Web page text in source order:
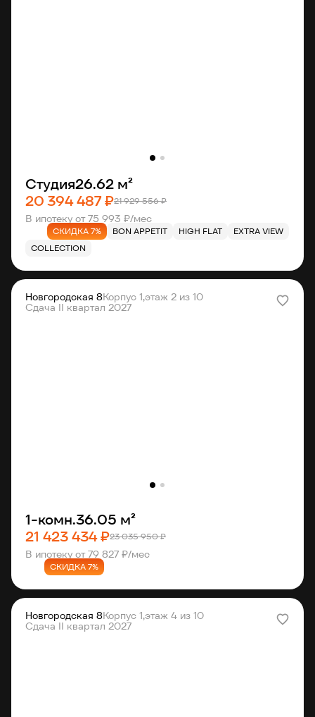
Студия26.62 м²
20 394 487 ₽21 929 556 ₽
В ипотеку от 75 993 ₽/мес
СКИДКА 7% BON APPETIT HIGH FLAT
EXTRA VIEW
COLLECTION
Новгородская 8Корпус 1,этаж 2 из 10
Сдача II квартал 2027
1-комн.36.05 м²
21 423 434 ₽23 035 950 ₽
В ипотеку от 79 827 ₽/мес
СКИДКА 7%
Новгородская 8Корпус 1,этаж 4 из 10
Сдача II квартал 2027